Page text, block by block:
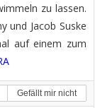
zu lassen.
und Jacob Suske
auf einem zum
Gefällt mir nicht